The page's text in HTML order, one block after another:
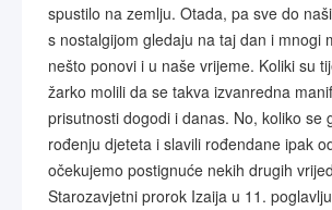
spustilo na zemlju. Otada, pa sve do
s nostalgijom gledaju na taj dan i mnogi
nešto ponovi i u naše vrijeme. Koliki su
žarko molili da se takva izvanredna
prisutnosti dogodi i danas. No, koliko se
rođenju djeteta i slavili rođendane ipak
očekujemo postignuće nekih drugih
Starozavjetni prorok Izaija u 11.